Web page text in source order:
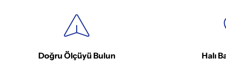
Doğru Ölçüyü Bulun Halı